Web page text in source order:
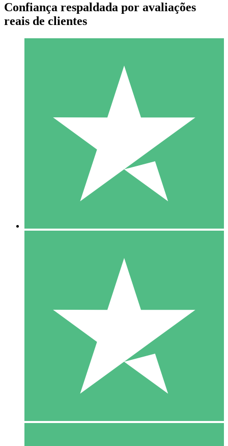
Pacotes de Créditos Individuais
Pague conforme o uso com créditos de download. Sem
1000
10 Downloads
20 00
Confiança respaldada por avaliações
reais de clientes